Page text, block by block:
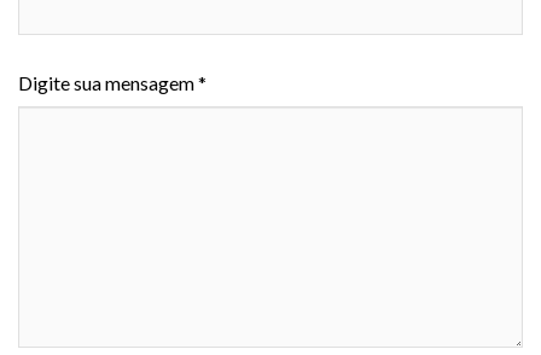
Digite sua mensagem *